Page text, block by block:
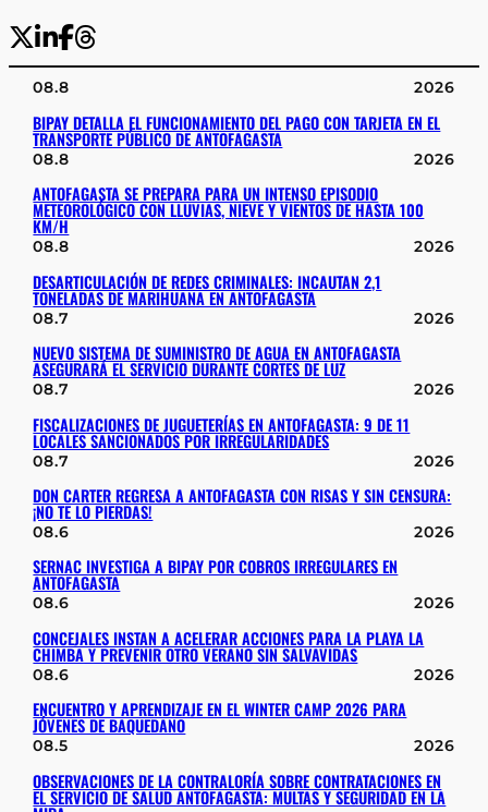
08.8 2026
BIPAY DETALLA EL FUNCIONAMIENTO DEL PAGO CON TARJETA EN EL
TRANSPORTE PÚBLICO DE ANTOFAGASTA
08.8 2026
ANTOFAGASTA SE PREPARA PARA UN INTENSO EPISODIO
METEOROLÓGICO CON LLUVIAS, NIEVE Y VIENTOS DE HASTA 100
KM/H
08.8 2026
DESARTICULACIÓN DE REDES CRIMINALES: INCAUTAN 2,1
TONELADAS DE MARIHUANA EN ANTOFAGASTA
08.7 2026
NUEVO SISTEMA DE SUMINISTRO DE AGUA EN ANTOFAGASTA
ASEGURARÁ EL SERVICIO DURANTE CORTES DE LUZ
08.7 2026
FISCALIZACIONES DE JUGUETERÍAS EN ANTOFAGASTA: 9 DE 11
LOCALES SANCIONADOS POR IRREGULARIDADES
08.7 2026
DON CARTER REGRESA A ANTOFAGASTA CON RISAS Y SIN CENSURA:
¡NO TE LO PIERDAS!
08.6 2026
SERNAC INVESTIGA A BIPAY POR COBROS IRREGULARES EN
ANTOFAGASTA
08.6 2026
CONCEJALES INSTAN A ACELERAR ACCIONES PARA LA PLAYA LA
CHIMBA Y PREVENIR OTRO VERANO SIN SALVAVIDAS
08.6 2026
ENCUENTRO Y APRENDIZAJE EN EL WINTER CAMP 2026 PARA
JÓVENES DE BAQUEDANO
08.5 2026
OBSERVACIONES DE LA CONTRALORÍA SOBRE CONTRATACIONES EN
EL SERVICIO DE SALUD ANTOFAGASTA: MULTAS Y SEGURIDAD EN LA